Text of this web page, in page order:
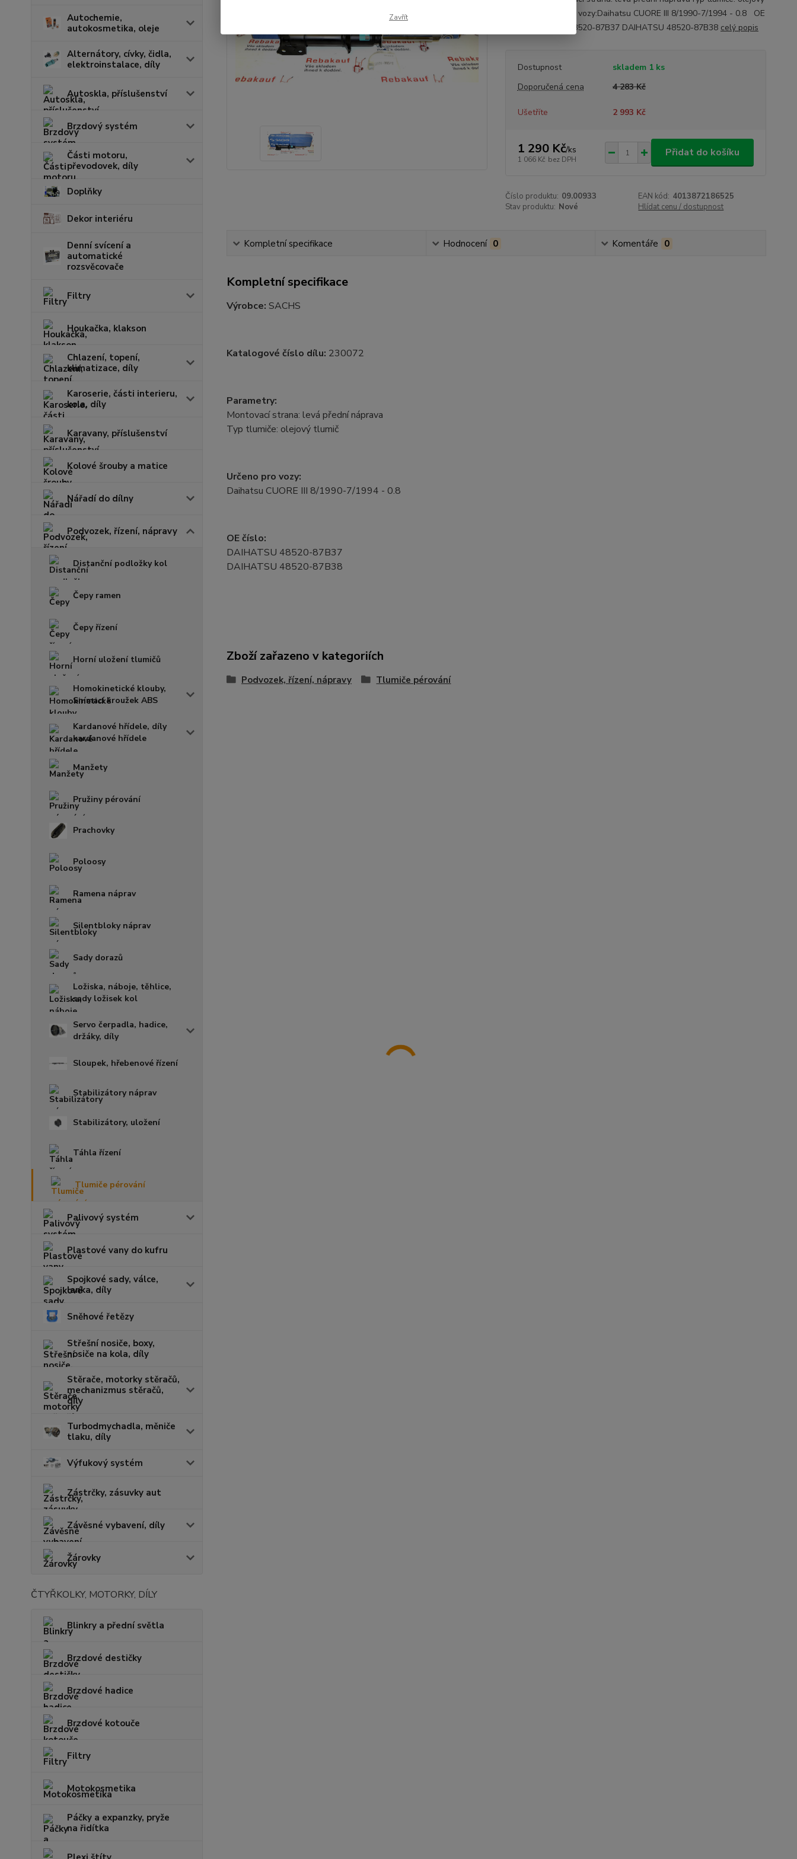
Autochemie,
autokosmetika, oleje
Alternátory, cívky, čidla,
elektroinstalace, díly
Autoskla, příslušenství
Brzdový systém
Části motoru,
převodovek, díly
Doplňky
Dekor interiéru
Denní svícení a
automatické
rozsvěcovače
Filtry
Houkačka, klakson
Chlazení, topení,
klimatizace, díly
Karoserie, části interieru,
kola, díly
Karavany, příslušenství
Kolové šrouby a matice
Nářadí do dílny
Podvozek, řízení, nápravy
Distanční podložky kol
Čepy ramen
Čepy řízení
Horní uložení tlumičů
Homokinetické klouby,
Snímací kroužek ABS
Kardanové hřídele, díly
kardanové hřídele
Manžety
Pružiny pérování
Prachovky
Poloosy
Ramena náprav
Silentbloky náprav
Sady dorazů
Ložiska, náboje, těhlice,
sady ložisek kol
Servo čerpadla, hadice,
držáky, díly
Sloupek, hřebenové řízení
Stabilizátory náprav
Stabilizátory, uložení
Táhla řízení
Tlumiče pérování
Palivový systém
Plastové vany do kufru
Spojkové sady, válce,
lanka, díly
Sněhové řetězy
Střešní nosiče, boxy,
nosiče na kola, díly
Stěrače, motorky stěračů,
mechanizmus stěračů,
díly
Turbodmychadla, měniče
tlaku, díly
Výfukový systém
Zástrčky, zásuvky aut
Závěsné vybavení, díly
Žárovky
ČTYŘKOLKY, MOTORKY, DÍLY
Blinkry a přední světla
Brzdové destičky
Brzdové hadice
Brzdové kotouče
Filtry
Motokosmetika
Páčky a expanzky, pryže
na řidítka
tlumič Určeno pro vozy:Daihatsu CUORE III 8/1990-7/1994 - 0.8 OE
číslo:DAIHATSU 48520-87B37 DAIHATSU 48520-87B38 celý popis
Dostupnost
skladem 1 ks
Doporučená cena
4 283 Kč
Ušetříte 2 993 Kč
1 290 Kč/ks
1 066 Kč bez DPH
Přidat do košíku
Číslo produktu: 09.00933 EAN kód: 4013872186525
Stav produktu: Nové Hlídat cenu / dostupnost
Kompletní specifikace Hodnocení 0 Komentáře 0
Kompletní specifikace
Výrobce: SACHS
Katalogové číslo dílu: 230072
Parametry:
Montovací strana: levá přední náprava
Typ tlumiče: olejový tlumič
Určeno pro vozy:
Daihatsu CUORE III 8/1990-7/1994 - 0.8
OE číslo:
DAIHATSU 48520-87B37
DAIHATSU 48520-87B38
Zboží zařazeno v kategoriích
Podvozek, řízení, nápravy Tlumiče pérování
Zavřít